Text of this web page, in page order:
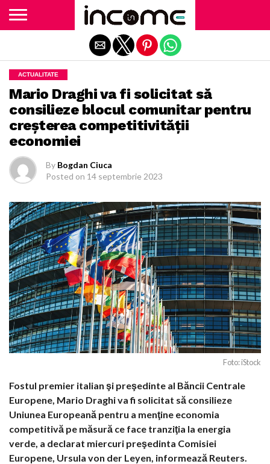
ACTUALITATE
Mario Draghi va fi solicitat să
consilieze blocul comunitar pentru
creşterea competitivităţii
economiei
By Bogdan Ciuca
Posted on 14 septembrie 2023
Foto: iStock
Fostul premier italian şi preşedinte al Băncii Centrale
Europene, Mario Draghi va fi solicitat să consilieze
Uniunea Europeană pentru a menţine economia
competitivă pe măsură ce face tranziţia la energia
verde, a declarat miercuri preşedinta Comisiei
Europene, Ursula von der Leyen, informează Reuters.
Exit mobile version